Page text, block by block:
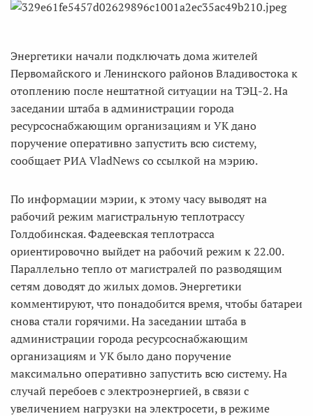
Энергетики начали подключать дома жителей
Первомайского и Ленинского районов Владивостока к
отоплению после нештатной ситуации на ТЭЦ-2. На
заседании штаба в администрации города
ресурсоснабжающим организациям и УК дано
поручение оперативно запустить всю систему,
сообщает РИА VladNews со ссылкой на мэрию.
По информации мэрии, к этому часу выводят на
рабочий режим магистральную теплотрассу
Голдобинская. Фадеевская теплотрасса
ориентировочно выйдет на рабочий режим к 22.00.
Параллельно тепло от магистралей по разводящим
сетям доводят до жилых домов. Энергетики
комментируют, что понадобится время, чтобы батареи
снова стали горячими. На заседании штаба в
администрации города ресурсоснабжающим
организациям и УК было дано поручение
максимально оперативно запустить всю систему. На
случай перебоев с электроэнергией, в связи с
увеличением нагрузки на электросети, в режиме